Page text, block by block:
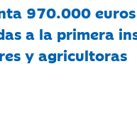
970.000
a la primera
y agricultoras